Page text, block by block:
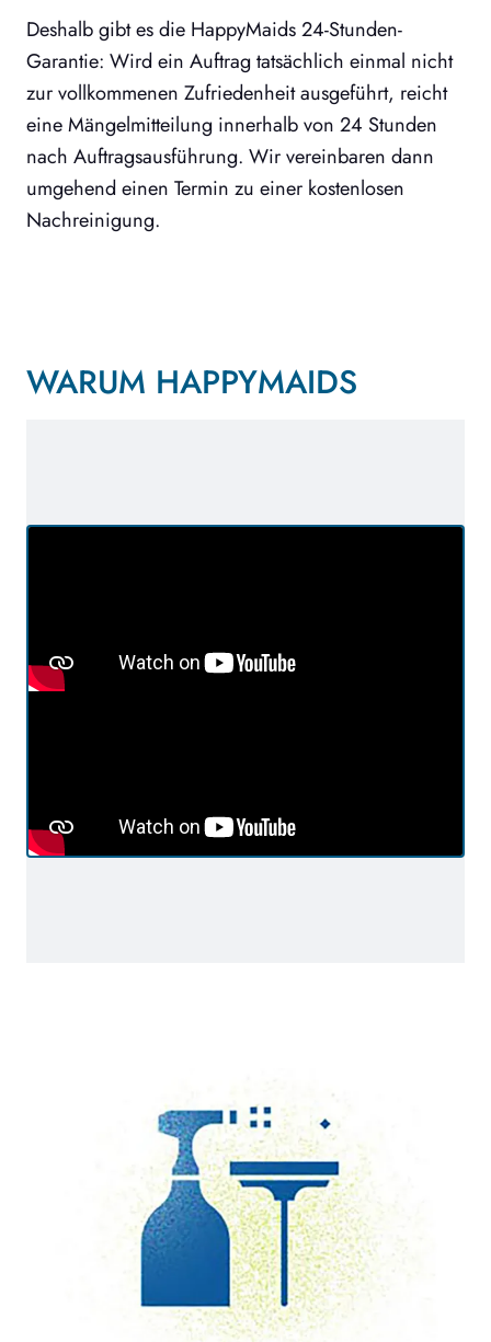
Deshalb gibt es die HappyMaids 24-Stunden-
Garantie: Wird ein Auftrag tatsächlich einmal nicht
zur vollkommenen Zufriedenheit ausgeführt, reicht
eine Mängelmitteilung innerhalb von 24 Stunden
nach Auftragsausführung. Wir vereinbaren dann
umgehend einen Termin zu einer kostenlosen
Nachreinigung.
WARUM HAPPYMAIDS